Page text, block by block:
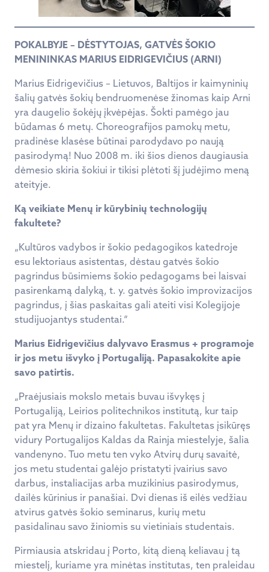
POKALBYJE – DĖSTYTOJAS, GATVĖS ŠOKIO
MENININKAS MARIUS EIDRIGEVIČIUS (ARNI)
Marius Eidrigevičius – Lietuvos, Baltijos ir kaimyninių
šalių gatvės šokių bendruomenėse žinomas kaip Arni
yra daugelio šokėjų įkvėpėjas. Šokti pamėgo jau
būdamas 6 metų. Choreografijos pamokų metu,
pradinėse klasėse būtinai parodydavo po naują
pasirodymą! Nuo 2008 m. iki šios dienos daugiausia
dėmesio skiria šokiui ir tikisi plėtoti šį judėjimo meną
ateityje.
Ką veikiate Menų ir kūrybinių technologijų
fakultete?
„Kultūros vadybos ir šokio pedagogikos katedroje
esu lektoriaus asistentas, dėstau gatvės šokio
pagrindus būsimiems šokio pedagogams bei laisvai
pasirenkamą dalyką, t. y. gatvės šokio improvizacijos
pagrindus, į šias paskaitas gali ateiti visi Kolegijoje
studijuojantys studentai.“
Marius Eidrigevičius dalyvavo Erasmus + programoje
ir jos metu išvyko į Portugaliją. Papasakokite apie
savo patirtis.
„Praėjusiais mokslo metais buvau išvykęs į
Portugaliją, Leirios politechnikos institutą, kur taip
pat yra Menų ir dizaino fakultetas. Fakultetas įsikūręs
vidury Portugalijos Kaldas da Rainja miestelyje, šalia
vandenyno. Tuo metu ten vyko Atvirų durų savaitė,
jos metu studentai galėjo pristatyti įvairius savo
darbus, instaliacijas arba muzikinius pasirodymus,
dailės kūrinius ir panašiai. Dvi dienas iš eilės vedžiau
atvirus gatvės šokio seminarus, kurių metu
pasidalinau savo žiniomis su vietiniais studentais.
Pirmiausia atskridau į Porto, kitą dieną keliavau į tą
miestelį, kuriame yra minėtas institutas, ten praleidau